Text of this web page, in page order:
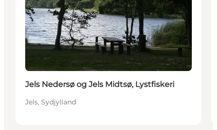
Jels Nedersø og Jels Midtsø, Lystfiskeri
Jels, Sydjylland